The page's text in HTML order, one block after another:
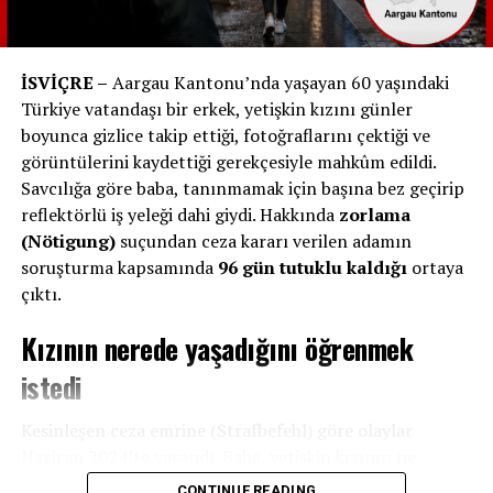
ilk başvuru mercii, ücretsiz ve zorunlu arabuluculuk
Kurulu)**dur.
Hukuki dayanak:
İsviçre Borçlar Kanunu (OR) md. 259a–259d, 270a
Federal Mahkeme kararları
Mieterverband (Kiracılar Birliği) ve hukukçu
rehberleri
İsviçre’de güncel haberleri bilgileri takip etmek için
tüm sosyal medya platformlarında
@isvicreninsesi ’ni takip edin.
RELATED TOPICS:
Almanya’da çok daha ucuz
İSVİÇRE – Aargau Kantonu’nda yaşayan 60 yaşındaki
Türkiye vatandaşı bir erkek, yetişkin kızını günler
boyunca gizlice takip ettiği, fotoğraflarını çektiği ve
görüntülerini kaydettiği gerekçesiyle mahkûm edildi.
Savcılığa göre baba, tanınmamak için başına bez geçirip
reflektörlü iş yeleği dahi giydi. Hakkında zorlama
(Nötigung)suçundan ceza kararı verilen adamın
soruşturma kapsamında 96 gün tutuklu kaldığıortaya
çıktı.
Kızının nerede yaşadığını öğrenmek
istedi
yaptığını ve nerede yaşadığını öğrenmek amacıyla